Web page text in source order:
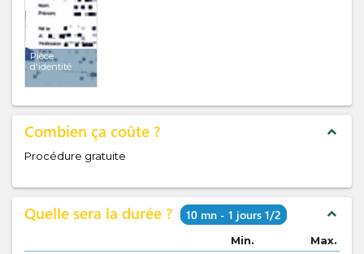
Pièce
d'identité
Combien ça coûte ? expand_less
Procédure gratuite
Quelle sera la durée ? 10 mn - 1 jours 1/2 expand_less
Min. Max.